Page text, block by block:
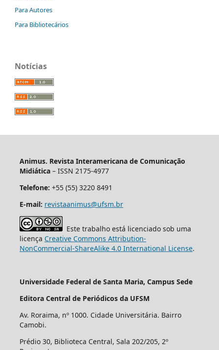
Para Autores
Para Bibliotecários
Notícias
Animus. Revista Interamericana de Comunicação
Midiática– ISSN 2175-4977
Telefone: +55 (55) 3220 8491
E-mail: revistaanimus@ufsm.br
Este trabalho está licenciado sob uma
licença Creative Commons Attribution-
NonCommercial-ShareAlike 4.0 International License.
Universidade Federal de Santa Maria, Campus Sede
Editora Central de Periódicos da UFSM
Av. Roraima, nº 1000. Cidade Universitária. Bairro
Camobi.
Prédio 30, Biblioteca Central, Sala 202/205, 2º